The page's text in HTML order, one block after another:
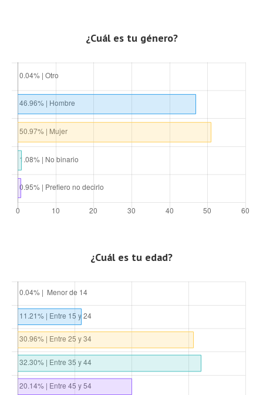
¿Cuál es tu género?
¿Cuál es tu edad?